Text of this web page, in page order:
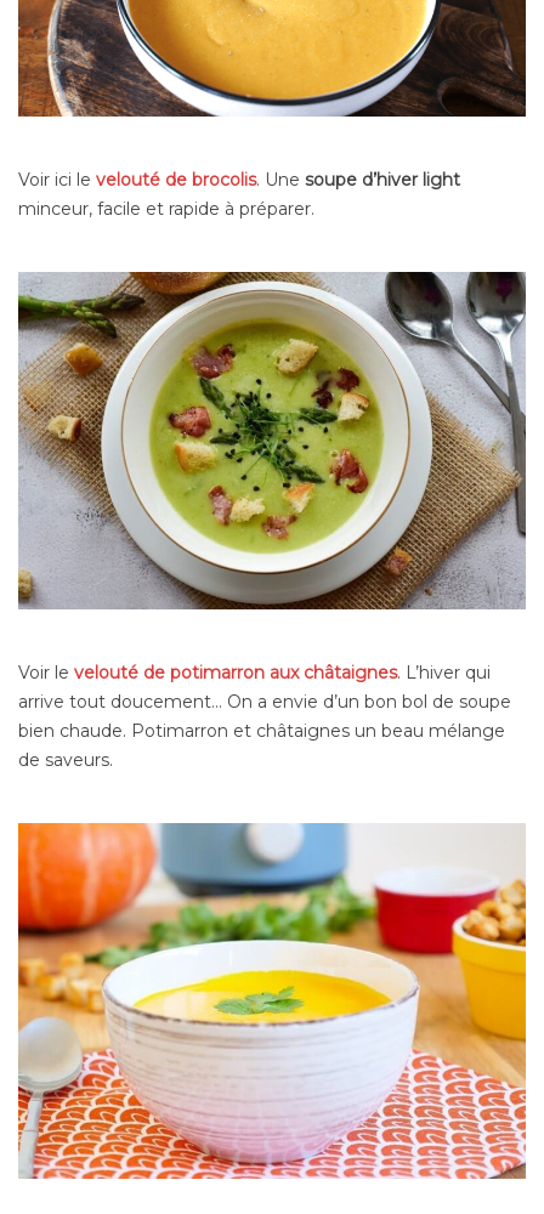
Voir ici le velouté de brocolis. Une soupe d’hiver light
minceur, facile et rapide à préparer.
Voir le velouté de potimarron aux châtaignes. L’hiver qui
arrive tout doucement… On a envie d’un bon bol de soupe
bien chaude. Potimarron et châtaignes un beau mélange
de saveurs.